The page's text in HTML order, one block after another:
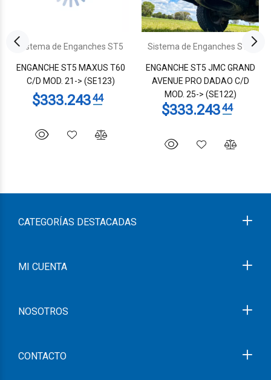
Sistema de Enganches ST5
ENGANCHE ST5 MAXUS T60
C/D MOD. 21-> (SE123)
Sistema de Enganches ST5
ENGANCHE ST5 JMC GRAND
AVENUE PRO DADAO C/D
MOD. 25-> (SE122)
CATEGORÍAS DESTACADAS
MI CUENTA
NOSOTROS
CONTACTO